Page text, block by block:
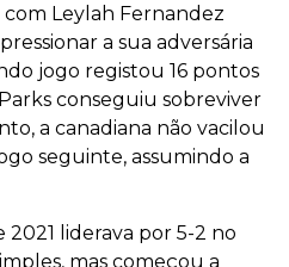
Leylah Fernandez
a sua adversária
jogo registou 16 pontos
conseguiu sobreviver
a canadiana não vacilou
seguinte, assumindo a
liderava por 5-2 no
mas começou a